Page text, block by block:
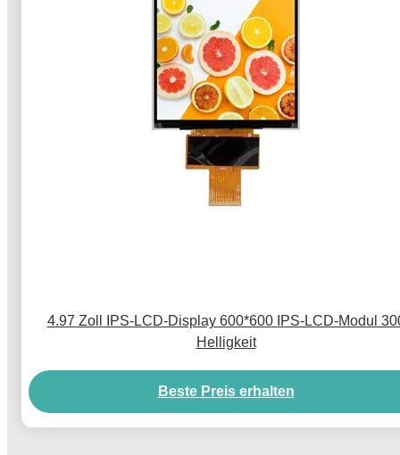
4.97 Zoll IPS-LCD-Display 600*600 IPS-LCD-Modul
Helligkeit
Beste Preis erhalten